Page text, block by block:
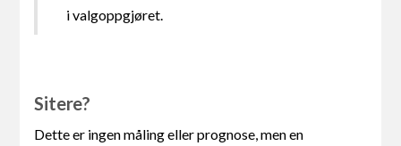
i valgoppgjøret.
Sitere?
Dette er ingen måling eller prognose, men en